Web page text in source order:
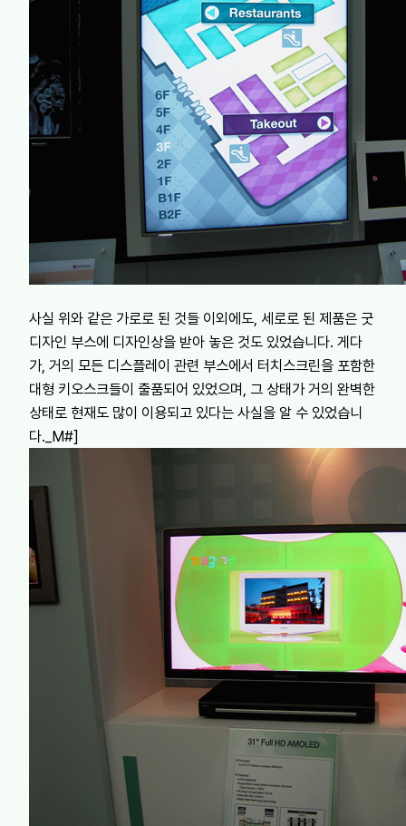
사실 위와 같은 가로로 된 것들 이외에도, 세로로 된 제품은 굿
디자인 부스에 디자인상을 받아 놓은 것도 있었습니다. 게다
가, 거의 모든 디스플레이 관련 부스에서 터치스크린을 포함한
대형 키오스크들이 출품되어 있었으며, 그 상태가 거의 완벽한
상태로 현재도 많이 이용되고 있다는 사실을 알 수 있었습니
다._M#]